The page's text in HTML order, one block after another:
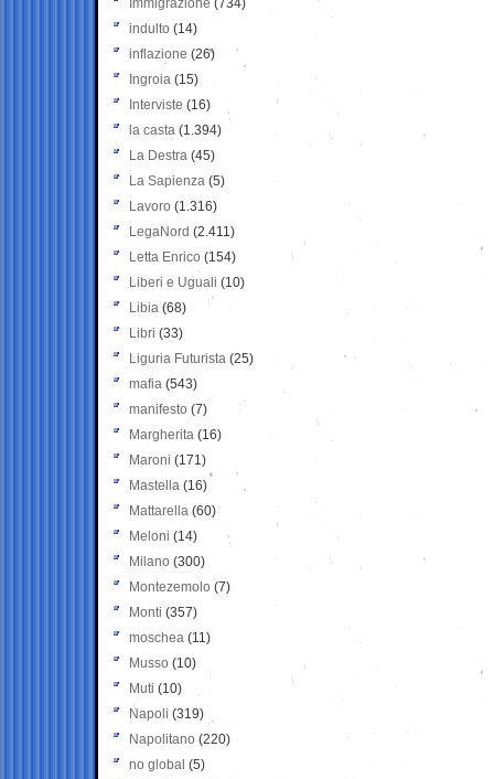
Immigrazione (734)
indulto (14)
inflazione (26)
Ingroia (15)
Interviste (16)
la casta (1.394)
La Destra (45)
La Sapienza (5)
Lavoro (1.316)
LegaNord (2.411)
Letta Enrico (154)
Liberi e Uguali (10)
Libia (68)
Libri (33)
Liguria Futurista (25)
mafia (543)
manifesto (7)
Margherita (16)
Maroni (171)
Mastella (16)
Mattarella (60)
Meloni (14)
Milano (300)
Montezemolo (7)
Monti (357)
moschea (11)
Musso (10)
Muti (10)
Napoli (319)
Napolitano (220)
no global (5)